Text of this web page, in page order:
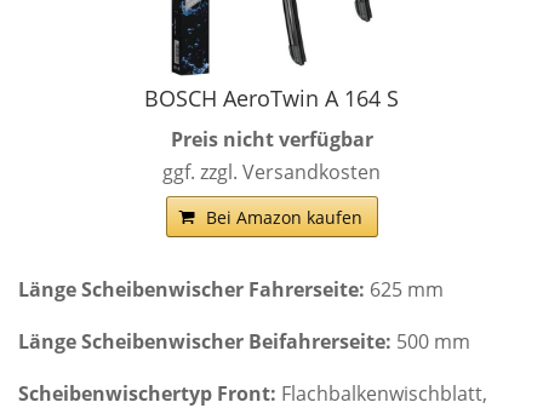
BOSCH AeroTwin A 164 S
Preis nicht verfügbar
ggf. zzgl. Versandkosten
Bei Amazon kaufen
Länge Scheibenwischer Fahrerseite: 625 mm
Länge Scheibenwischer Beifahrerseite: 500 mm
Scheibenwischertyp Front: Flachbalkenwischblatt,